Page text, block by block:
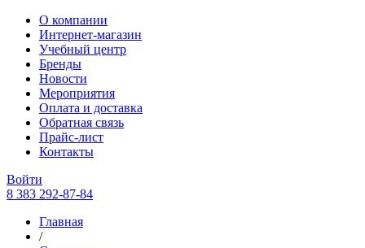
О компании
Интернет-магазин
Учебный центр
Бренды
Новости
Мероприятия
Оплата и доставка
Обратная связь
Прайс-лист
Контакты
Войти
8 383 292-87-84
Главная
/